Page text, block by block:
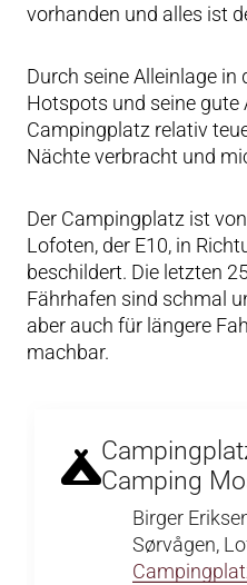
vorhanden und alles ist
Durch seine Alleinlage in
Hotspots und seine
Campingplatz relativ
Nächte verbracht und
Der Campingplatz ist
Lofoten, der E10, in
beschildert. Die letzten
Fährhafen sind schmal
aber auch für längere
machbar.
Camping
Birger
Sørvågen,